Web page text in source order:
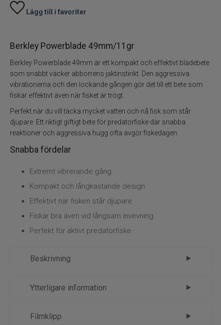
Spinnflugor
Tillbehör
Flugfiske
Kläder
Trolling
Specimenfiske
Varumärken
Lägg till i favoriter
Berkley Powerblade 49mm/11gr
Berkley Powerblade 49mm är ett kompakt och effektivt bladebete
som snabbt väcker abborrens jaktinstinkt. Den aggressiva
vibrationerna och den lockande gången gör det till ett bete som
fiskar effektivt även när fisket är trögt.
Perfekt när du vill täcka mycket vatten och nå fisk som står
djupare. Ett riktigt giftigt bete för predatorfiske där snabba
reaktioner och aggressiva hugg ofta avgör fiskedagen.
Snabba fördelar
Extremt vibrerande gång
Kompakt och långkastande design
Effektivt när fisken står djupare
Fiskar bra även vid långsam invevning
Perfekt för aktivt predatorfiske
Beskrivning
Berkley Powerblade 49mm/11gr –
Berkley Powerblade 49mm är ett aggressivt och
Ytterligare information
Filmklipp